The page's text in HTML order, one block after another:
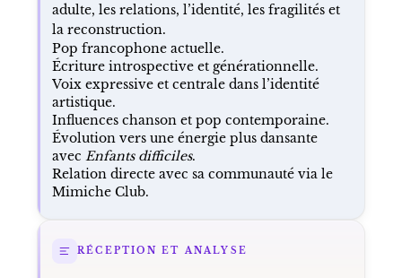
adulte, les relations, l’identité, les fragilités et
la reconstruction.
Pop francophone actuelle.
Écriture introspective et générationnelle.
Voix expressive et centrale dans l’identité
artistique.
Influences chanson et pop contemporaine.
Évolution vers une énergie plus dansante
avec Enfants difficiles.
Relation directe avec sa communauté via le
Mimiche Club.
RÉCEPTION ET ANALYSE